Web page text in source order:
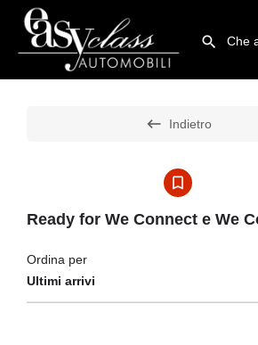
Indietro
Ultimi arrivi
Ordina per